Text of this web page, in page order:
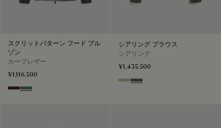
スクリットパターン フード ブル
ゾン
カーフレザー
¥1,116,500
Chocolate Brown
Dark Green
シアリング ブラウス
シアリング
¥1,435,500
Gray Beige
Forest Green